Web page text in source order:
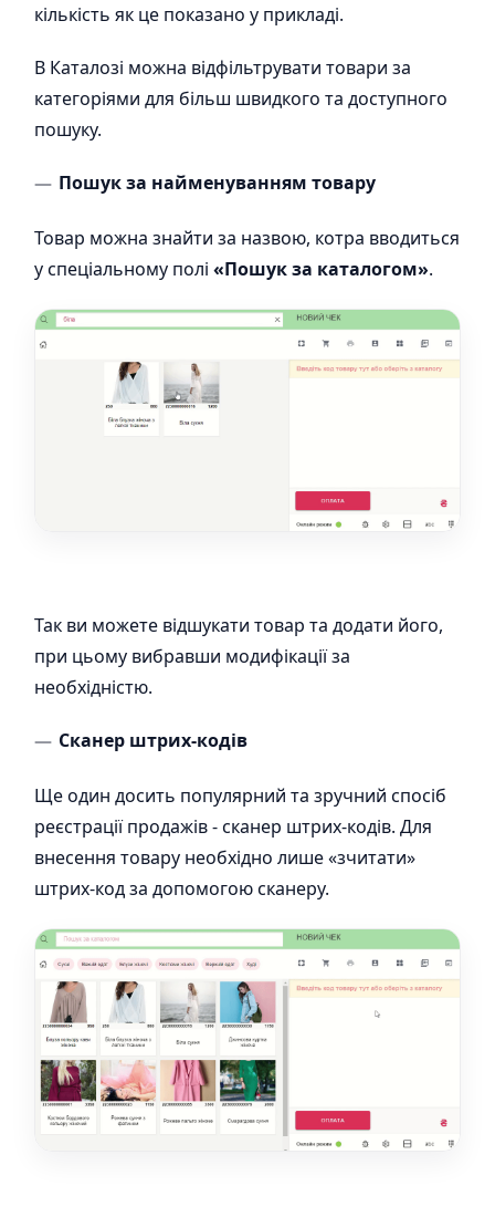
кількість як це показано у прикладі.
В Каталозі можна відфільтрувати товари за
категоріями для більш швидкого та доступного
пошуку.
Пошук за найменуванням товару
Товар можна знайти за назвою, котра вводиться
у спеціальному полі «Пошук за каталогом».
Так ви можете відшукати товар та додати його,
при цьому вибравши модифікації за
необхідністю.
Сканер штрих-кодів
Ще один досить популярний та зручний спосіб
реєстрації продажів - сканер штрих-кодів. Для
внесення товару необхідно лише «зчитати»
штрих-код за допомогою сканеру.